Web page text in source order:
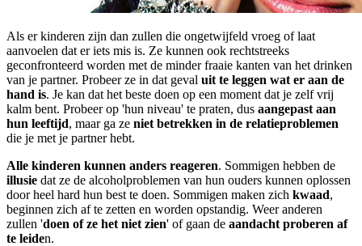
Als er kinderen zijn dan zullen die ongetwijfeld vroeg of laat
aanvoelen dat er iets mis is. Ze kunnen ook rechtstreeks
geconfronteerd worden met de minder fraaie kanten van het drinken
van je partner. Probeer ze in dat geval uit te leggen wat er aan de
hand is. Je kan dat het beste doen op een moment dat je zelf vrij
kalm bent. Probeer op 'hun niveau' te praten, dus aangepast aan
hun leeftijd, maar ga ze niet betrekken in de relatieproblemen
die je met je partner hebt.
Alle kinderen kunnen anders reageren. Sommigen hebben de
illusie dat ze de alcoholproblemen van hun ouders kunnen oplossen
door heel hard hun best te doen. Sommigen maken zich kwaad,
beginnen zich af te zetten en worden opstandig. Weer anderen
zullen 'doen of ze het niet zien' of gaan de aandacht proberen af
te leiden.